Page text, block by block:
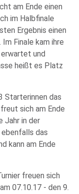
am Ende einen
im Halbfinale
Ergebnis einen
Finale kam ihre
und
heißt es Platz
Starterinnen das
sich am Ende
Jahr in der
das
kann am Ende
freuen sich
07.10.17 - den 9.